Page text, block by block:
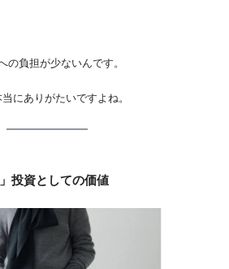
の負担が少ないんです。
にありがたいですよね。
投資としての価値